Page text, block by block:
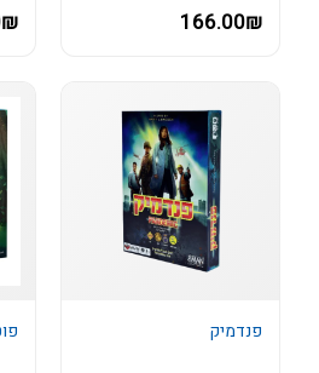
166.00₪
פנדמיק